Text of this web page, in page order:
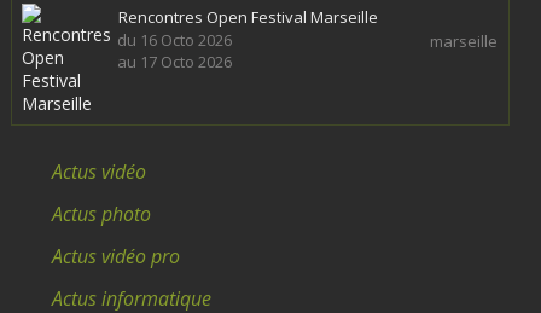
Rencontres Open Festival Marseille
marseille
du 16 Octo 2026
au 17 Octo 2026
Actus vidéo
Actus photo
Actus vidéo pro
Actus informatique